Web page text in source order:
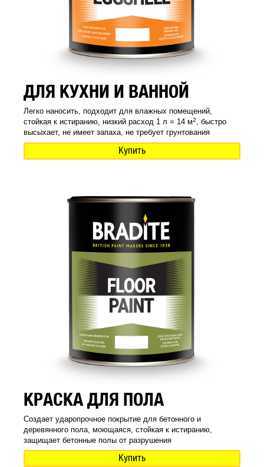
ДЛЯ КУХНИ И ВАННОЙ
Легко наносить, подходит для влажных помещений,
стойкая к истиранию, низкий расход 1 л = 14 м2, быстро
высыхает, не имеет запаха, не требует грунтования
Купить
КРАСКА ДЛЯ ПОЛА
Создает ударопрочное покрытие для бетонного и
деревянного пола, моющаяся, стойкая к истиранию,
защищает бетонные полы от разрушения
Купить